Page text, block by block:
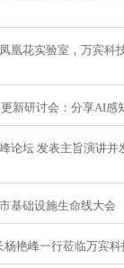
凰花实验室，万宾科
新研讨会：分享AI感
论坛 发表主旨演讲并
基础设施生命线大会
杨艳峰一行莅临万宾